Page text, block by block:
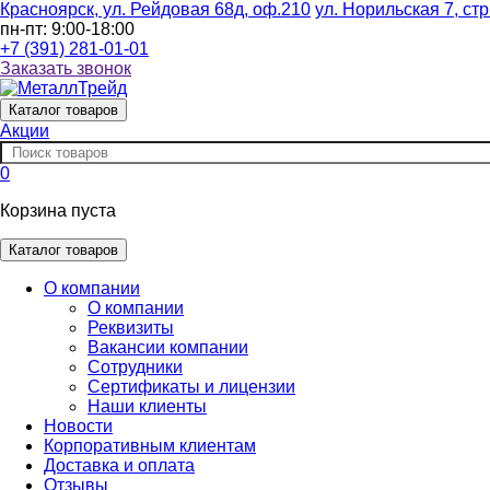
Красноярск, ул. Рейдовая 68д, оф.210 ул. Норильская 7,
пн-пт: 9:00-18:00
+7 (391) 281-01-01
Заказать звонок
Каталог товаров
Акции
0
Корзина пуста
Каталог товаров
О компании
О компании
Реквизиты
Вакансии компании
Сотрудники
Сертификаты и лицензии
Наши клиенты
Новости
Корпоративным клиентам
Доставка и оплата
Отзывы